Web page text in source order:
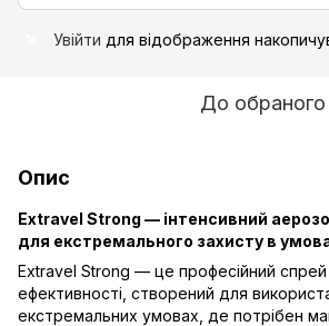
Увійти для відображення
До обраного
Опис
Extravel Strong — інтенсивний
для екстремального захисту в
Extravel Strong — це професійний спрей
ефективності, створений для
екстремальних умовах, де потрібен